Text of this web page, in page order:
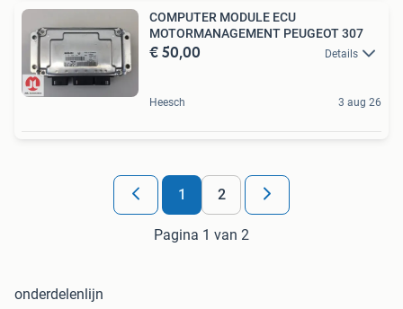
COMPUTER MODULE ECU
MOTORMANAGEMENT PEUGEOT 307
€ 50,00 Details
Heesch 3 aug 26
1 2
Pagina 1 van 2
onderdelenlijn